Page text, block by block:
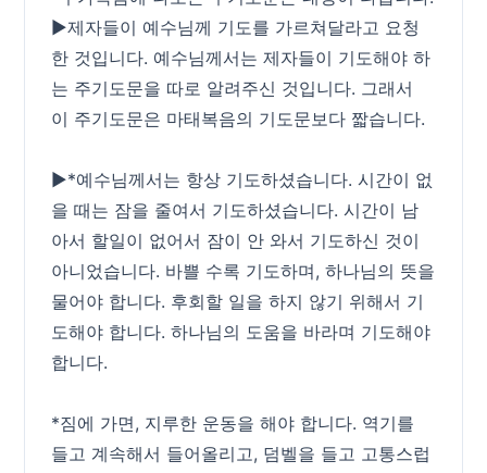
▶제자들이 예수님께 기도를 가르쳐달라고 요청
한 것입니다. 예수님께서는 제자들이 기도해야 하
는 주기도문을 따로 알려주신 것입니다. 그래서
이 주기도문은 마태복음의 기도문보다 짧습니다.
▶*예수님께서는 항상 기도하셨습니다. 시간이 없
을 때는 잠을 줄여서 기도하셨습니다. 시간이 남
아서 할일이 없어서 잠이 안 와서 기도하신 것이
아니었습니다. 바쁠 수록 기도하며, 하나님의 뜻을
물어야 합니다. 후회할 일을 하지 않기 위해서 기
도해야 합니다. 하나님의 도움을 바라며 기도해야
합니다.
*짐에 가면, 지루한 운동을 해야 합니다. 역기를
들고 계속해서 들어올리고, 덤벨을 들고 고통스럽